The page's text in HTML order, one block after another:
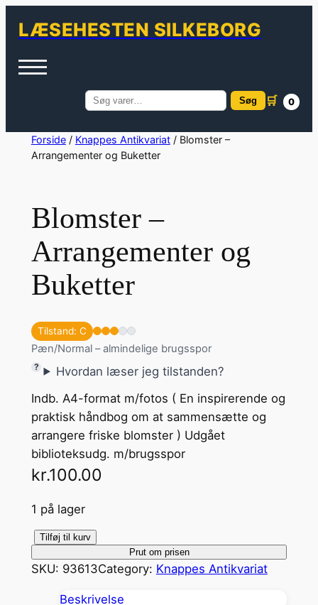
LÆSEHESTEN SILKEBORG
Søg
Søg 🛒 0
SpringForside/ Knappes Antikvariat/ Blomster –
Arrangementer og Buketter
Blomster –
Arrangementer og
Buketter
Tilstand: C
Pæn/Normal – almindelige brugsspor
Hvordan læser jeg tilstanden?
Indb. A4-format m/fotos ( En inspirerende og
praktisk håndbog om at sammensætte og
arrangere friske blomster ) Udgået
biblioteksudg. m/brugsspor
kr.100.00
1 på lager
l
o
Tilføj til kurv
Prut om prisen
SKU: 93613Category: Knappes Antikvariat
Beskrivelse